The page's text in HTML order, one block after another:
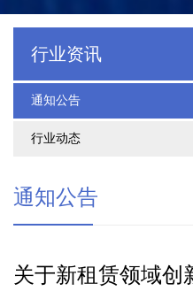
行业资讯
通知公告
行业动态
通知公告
关于新租赁领域创